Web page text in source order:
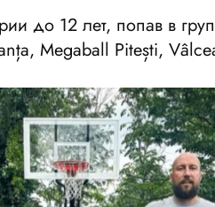
до 12 лет, попав в
Megaball Pitești,